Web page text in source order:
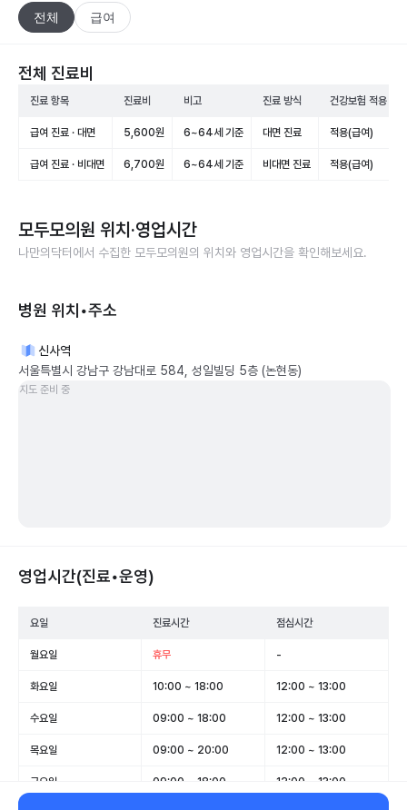
전체 급여
전체 진료비
진료 항목 진료비 비고 진료 방식 건강보험 적용
급여 진료 · 대면 5,600원 6~64세 기준 대면 진료 적용(급여)
급여 진료 · 비대면 6,700원 6~64세 기준 비대면 진료 적용(급여)
모두모의원 위치·영업시간
나만의닥터에서 수집한 모두모의원의 위치와 영업시간을 확인해보세요.
병원 위치•주소
신사역
서울특별시 강남구 강남대로 584, 성일빌딩 5층 (논현동)
지도 준비 중
영업시간(진료•운영)
요일 진료시간 점심시간
월요일 휴무 -
화요일 10:00 ~ 18:00 12:00 ~ 13:00
수요일 09:00 ~ 18:00 12:00 ~ 13:00
목요일 09:00 ~ 20:00 12:00 ~ 13:00
금요일 09:00 ~ 18:00 12:00 ~ 13:00